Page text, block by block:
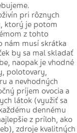
pri rôznych
ktorý je potom
z tohto
nám musí skrátka
by sa mal skladať
naopak je vhodné
polotovary,
a nevhodných
príjem ovocia a
látok (využiť sa
dennému
z príloh, ako
zdroje kvalitných